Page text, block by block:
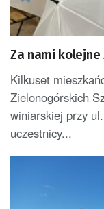
Za nami
Kilkuset
Zielonogórskich
winiarskiej przy
uczestnicy...